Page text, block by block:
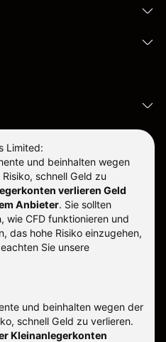
Limited:
und beinhalten wegen
schnell Geld zu
verlieren Geld
Anbieter. Sie sollten
wie CFD funktionieren und
das hohe Risiko einzugehen,
Sie unsere
und beinhalten wegen der
schnell Geld zu verlieren.
Kleinanlegerkonten